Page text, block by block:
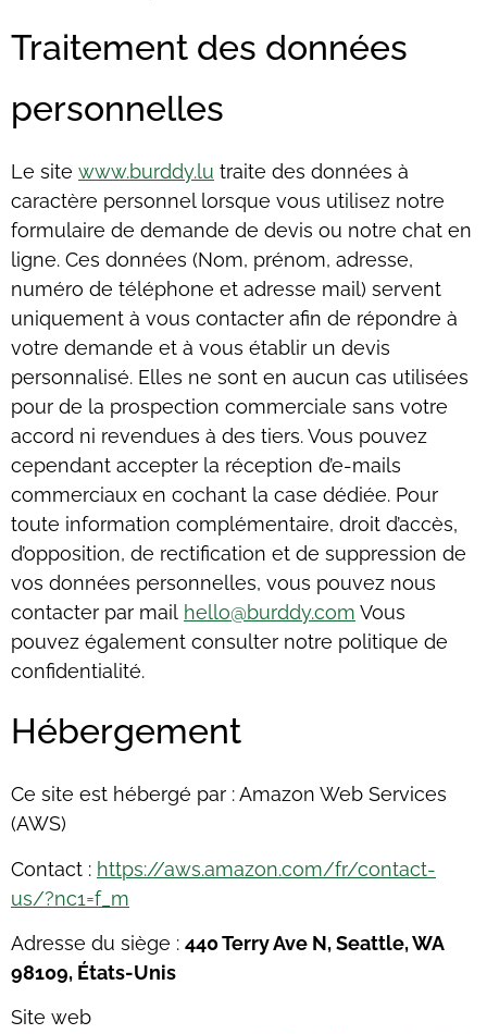
Traitement des données
personnelles
Le site www.burddy.lu traite des données à
caractère personnel lorsque vous utilisez notre
formulaire de demande de devis ou notre chat en
ligne. Ces données (Nom, prénom, adresse,
numéro de téléphone et adresse mail) servent
uniquement à vous contacter afin de répondre à
votre demande et à vous établir un devis
personnalisé. Elles ne sont en aucun cas utilisées
pour de la prospection commerciale sans votre
accord ni revendues à des tiers. Vous pouvez
cependant accepter la réception d’e-mails
commerciaux en cochant la case dédiée. Pour
toute information complémentaire, droit d’accès‚
d’opposition, de rectification et de suppression de
vos données personnelles, vous pouvez nous
contacter par mail hello@burddy.com Vous
pouvez également consulter notre politique de
confidentialité.
Hébergement
Ce site est hébergé par : Amazon Web Services
(AWS)
Contact : https://aws.amazon.com/fr/contact-
us/?nc1=f_m
Adresse du siège : 440 Terry Ave N, Seattle, WA
98109, États-Unis
Site web